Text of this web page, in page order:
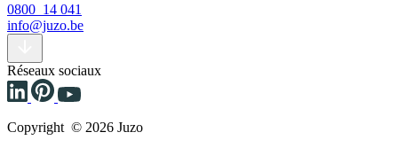
0800 14 041
info@juzo.be
Réseaux sociaux
Copyright © 2026 Juzo